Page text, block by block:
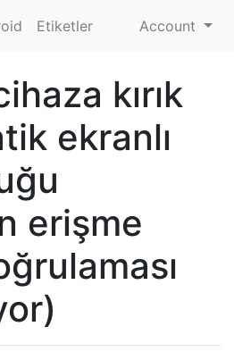
Etiketler Account
kırık
ekranlı
erişme